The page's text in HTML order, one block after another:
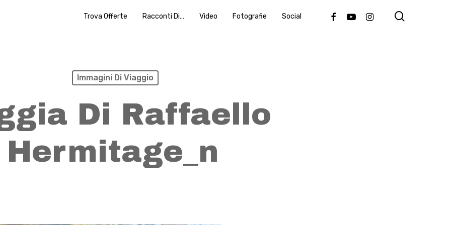
Trova Offerte Racconti Di… Video Fotografie Social FacebookYoutubeInstagram
Immagini Di Viaggio
Di Raffaello
Hermitage_n